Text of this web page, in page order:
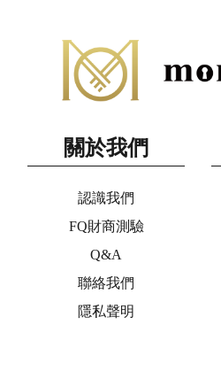
關於我們
認識我們
FQ財商測驗
Q&A
聯絡我們
隱私聲明